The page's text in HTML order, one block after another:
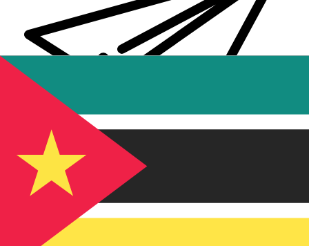
XE Internationaler Geldtransfer